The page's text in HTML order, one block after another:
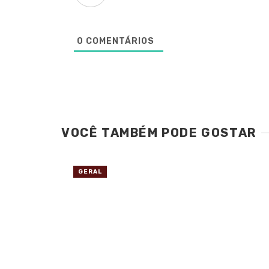
0 COMENTÁRIOS
VOCÊ TAMBÉM PODE GOSTAR
GERAL